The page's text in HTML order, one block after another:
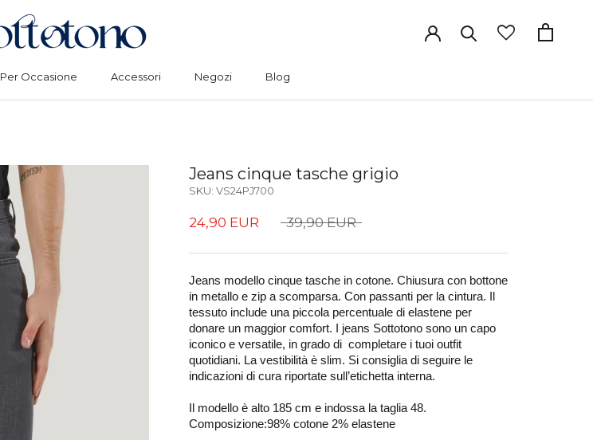
Per Occasione
Accessori
Negozi
Blog
Jeans cinque tasche grigio
SKU: VS24PJ700
24,90 EUR 39,90 EUR
Jeans modello cinque tasche in cotone. Chiusura con bottone
in metallo e zip a scomparsa. Con passanti per la cintura. Il
tessuto include una piccola percentuale di elastene per
donare un maggior comfort. I jeans Sottotono sono un capo
iconico e versatile, in grado di  completare i tuoi outfit
quotidiani. La vestibilità è slim. Si consiglia di seguire le
indicazioni di cura riportate sull’etichetta interna.
Il modello è alto 185 cm e indossa la taglia 48.
Composizione:98% cotone 2% elastene